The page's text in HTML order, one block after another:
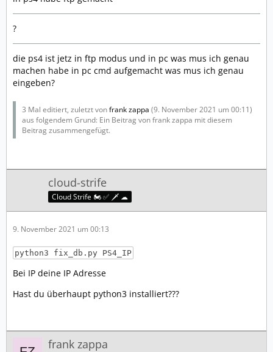
?
die ps4 ist jetz in ftp modus und in pc was mus ich genau
machen habe in pc cmd aufgemacht was mus ich genau
eingeben?
3 Mal editiert, zuletzt vonfrank zappa (9. November 2021 um 00:11)
aus folgendem Grund: Ein Beitrag von frank zappa mit diesem
Beitrag zusammengefügt.
cloud-strife
Cloud Strife 🏍️ ✅ 🗡️ ☁
9. November 2021 um 00:13
python3 fix_db.py PS4_IP
Bei IP deine IP Adresse
Hast du überhaupt python3 installiert???
frank zappa